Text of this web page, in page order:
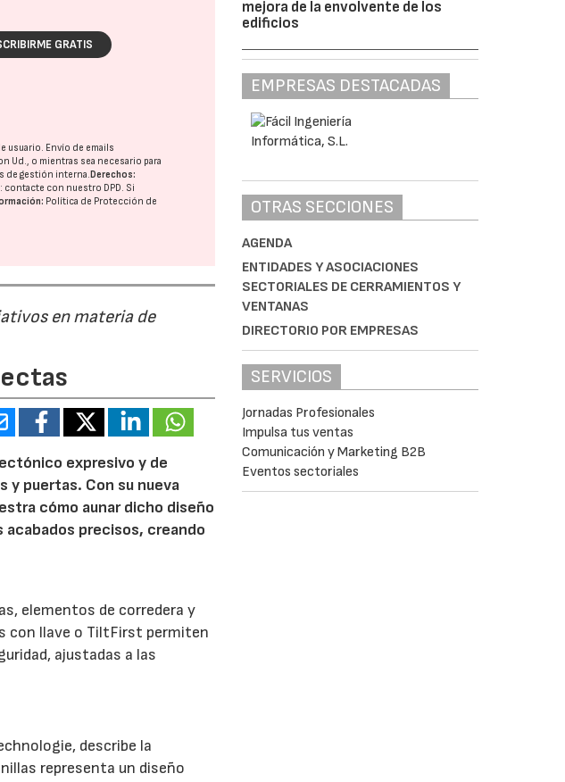
GRATIS
usuario. Envío de emails
Ud., o mientras sea necesario para
de gestión interna. Derechos:
contacte con nuestro DPD. Si
Política de Protección de
en materia de
expresivo y de
puertas. Con su nueva
cómo aunar dicho diseño
precisos, creando
elementos de corredera y
con llave o TiltFirst permiten
ajustadas a las
describe la
representa un diseño
mejora de la envolvente de los
edificios
EMPRESAS DESTACADAS
OTRAS SECCIONES
AGENDA
ENTIDADES Y ASOCIACIONES
SECTORIALES DE CERRAMIENTOS Y
VENTANAS
DIRECTORIO POR EMPRESAS
SERVICIOS
Jornadas Profesionales
Impulsa tus ventas
Comunicación y Marketing B2B
Eventos sectoriales